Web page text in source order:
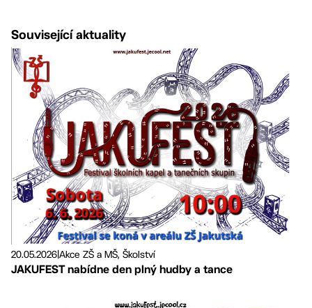
Související aktuality
20.05.2026Akce ZŠ a MŠ, Školství
JAKUFEST nabídne den plný hudby a tance